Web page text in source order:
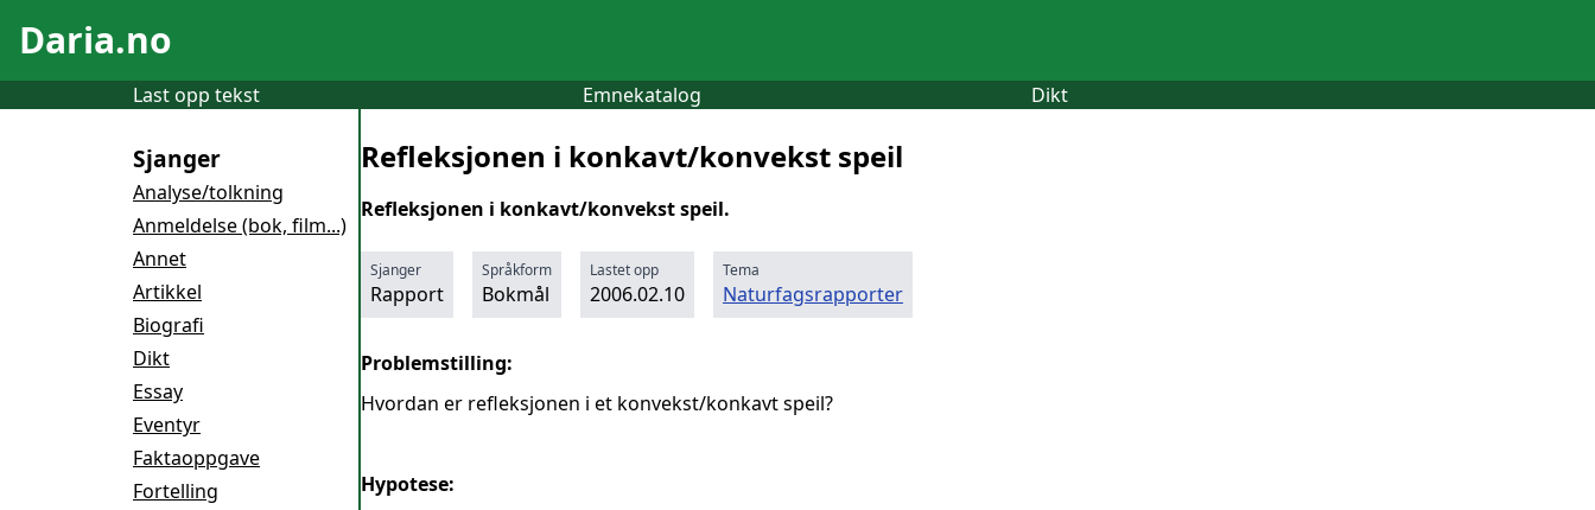
Daria.no
Last opp tekst Emnekatalog Dikt
Sjanger
Analyse/tolkning
Anmeldelse (bok, film...)
Annet
Artikkel
Biografi
Dikt
Essay
Eventyr
Faktaoppgave
Fortelling
Refleksjonen i konkavt/konvekst speil
Refleksjonen i konkavt/konvekst speil.
Sjanger
Rapport
Språkform
Bokmål
Lastet opp
2006.02.10
Tema
Naturfagsrapporter
Problemstilling:
Hvordan er refleksjonen i et konvekst/konkavt speil?
Hypotese: